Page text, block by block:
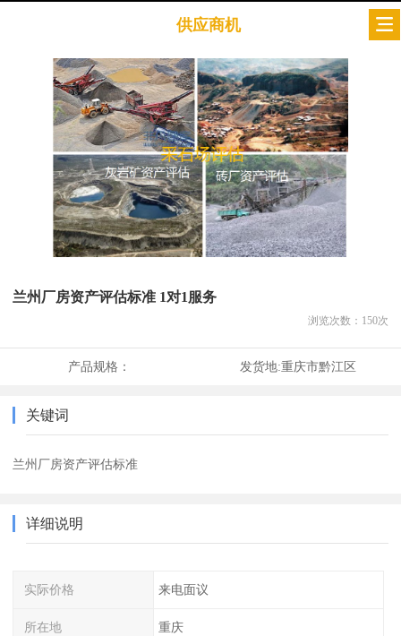
供应商机
兰州厂房资产评估标准 1对1服务
浏览次数： 150次
产品规格： 发货地:重庆市黔江区
关键词
兰州厂房资产评估标准
详细说明
实际价格 来电面议
所在地 重庆